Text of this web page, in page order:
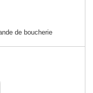
de boucherie